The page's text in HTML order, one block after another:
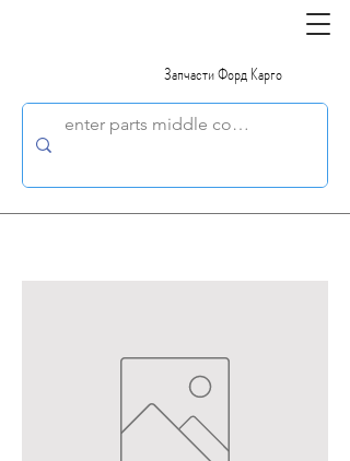
Запчасти Форд Карго